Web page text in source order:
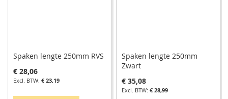
Spaken lengte 250mm RVS
€ 28,06
€ 23,19
Spaken lengte 250mm
Zwart
€ 35,08
€ 28,99